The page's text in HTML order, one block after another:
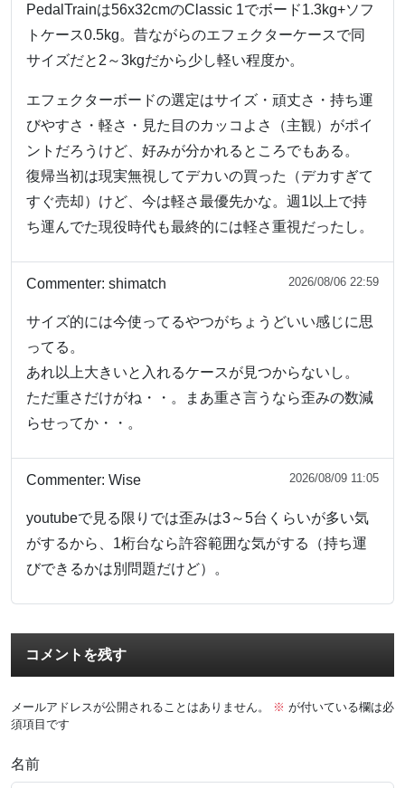
PedalTrainは56x32cmのClassic 1でボード1.3kg+ソフ
トケース0.5kg。昔ながらのエフェクターケースで同
サイズだと2～3kgだから少し軽い程度か。
エフェクターボードの選定はサイズ・頑丈さ・持ち運
びやすさ・軽さ・見た目のカッコよさ（主観）がポイ
ントだろうけど、好みが分かれるところでもある。
復帰当初は現実無視してデカいの買った（デカすぎて
すぐ売却）けど、今は軽さ最優先かな。週1以上で持
ち運んでた現役時代も最終的には軽さ重視だったし。
Commenter: shimatch 2026/08/06 22:59
サイズ的には今使ってるやつがちょうどいい感じに思
ってる。
あれ以上大きいと入れるケースが見つからないし。
ただ重さだけがね・・。まあ重さ言うなら歪みの数減
らせってか・・。
Commenter: Wise 2026/08/09 11:05
youtubeで見る限りでは歪みは3～5台くらいが多い気
がするから、1桁台なら許容範囲な気がする（持ち運
びできるかは別問題だけど）。
コメントを残す
メールアドレスが公開されることはありません。 ※ が付いている欄は必
須項目です
名前